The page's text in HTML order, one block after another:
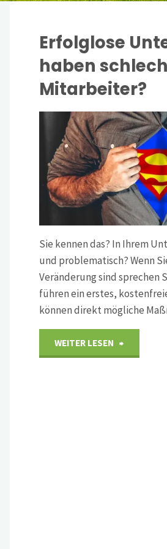
Erfolglose
haben
Mitarbeiter?
Sie kennen das? In Ihrem
und problematisch? Wenn
Veränderung sind sprechen
führen ein erstes,
können direkt mögliche
WEITER LESEN "Erfolglose